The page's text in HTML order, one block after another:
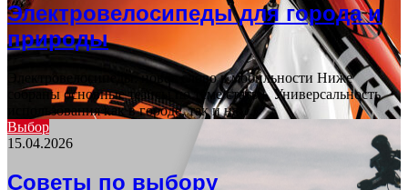
Электровелосипеды для города и
природы
Электровелосипеды: новое слово в мобильности Ниже
собраны основные тезисы по теме статьи. Универсальность
использования как в городе, так и на…
Выбор
15.04.2026
Советы по выбору